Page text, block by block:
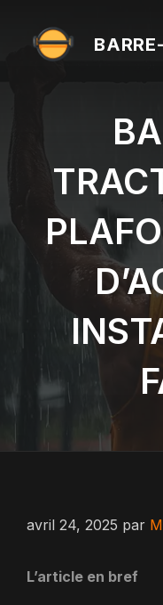
contenu
avril 24, 2025 par
L’article en bref